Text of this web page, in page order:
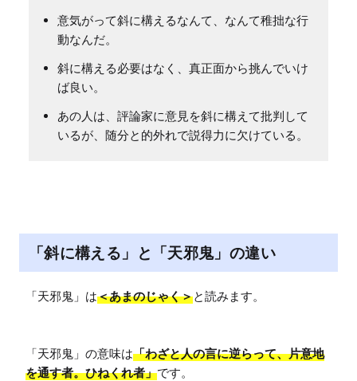
意気がって斜に構えるなんて、なんて稚拙な行
動なんだ。
斜に構える必要はなく、真正面から挑んでいけ
ば良い。
あの人は、評論家に意見を斜に構えて批判して
いるが、随分と的外れで説得力に欠けている。
「斜に構える」と「天邪鬼」の違い
「天邪鬼」は＜あまのじゃく＞と読みます。
「天邪鬼」の意味は「わざと人の言に逆らって、片意地
を通す者。ひねくれ者」です。